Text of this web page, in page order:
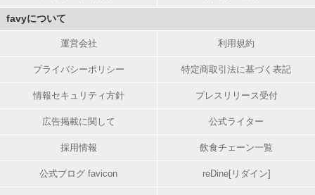
favyについて
運営会社 利用規約
プライバシーポリシー 特定商取引法に基づく表記
情報セキュリティ方針 プレスリリース受付
広告掲載に関して 公式ライター
採用情報 飲食チェーン一覧
公式ブログ favicon reDine[リダイン]